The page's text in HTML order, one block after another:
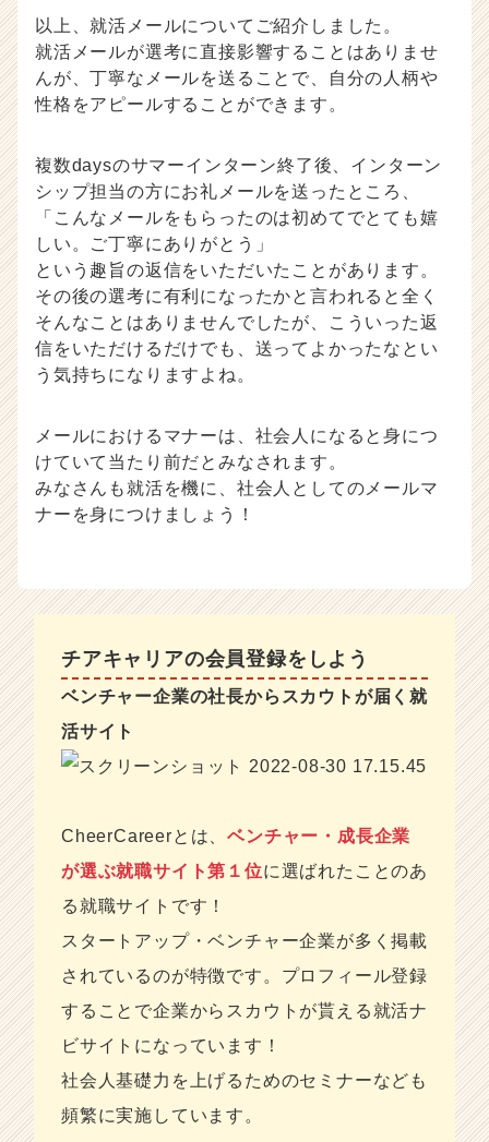
以上、就活メールについてご紹介しました。
就活メールが選考に直接影響することはありませ
んが、丁寧なメールを送ることで、自分の人柄や
性格をアピールすることができます。
複数daysのサマーインターン終了後、インターン
シップ担当の方にお礼メールを送ったところ、
「こんなメールをもらったのは初めてでとても嬉
しい。ご丁寧にありがとう」
という趣旨の返信をいただいたことがあります。
その後の選考に有利になったかと言われると全く
そんなことはありませんでしたが、こういった返
信をいただけるだけでも、送ってよかったなとい
う気持ちになりますよね。
メールにおけるマナーは、社会人になると身につ
けていて当たり前だとみなされます。
みなさんも就活を機に、社会人としてのメールマ
ナーを身につけましょう！
チアキャリアの会員登録をしよう
ベンチャー企業の社長からスカウトが届く就
活サイト
CheerCareerとは、ベンチャー・成長企業
が選ぶ就職サイト第１位に選ばれたことのあ
る就職サイトです！
スタートアップ・ベンチャー企業が多く掲載
されているのが特徴です。プロフィール登録
することで企業からスカウトが貰える就活ナ
ビサイトになっています！
社会人基礎力を上げるためのセミナーなども
頻繁に実施しています。